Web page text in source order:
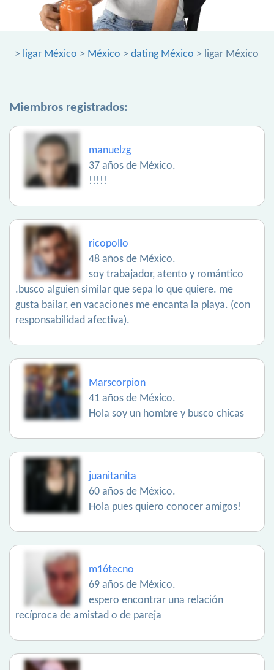
> ligar México > México > dating México > ligar México
Miembros registrados:
manuelzg
37 años de México.
!!!!!
ricopollo
48 años de México.
soy trabajador, atento y romántico
.busco alguien similar que sepa lo que quiere. me
gusta bailar, en vacaciones me encanta la playa. (con
responsabilidad afectiva).
Marscorpion
41 años de México.
Hola soy un hombre y busco chicas
juanitanita
60 años de México.
Hola pues quiero conocer amigos!
m16tecno
69 años de México.
espero encontrar una relación
recíproca de amistad o de pareja